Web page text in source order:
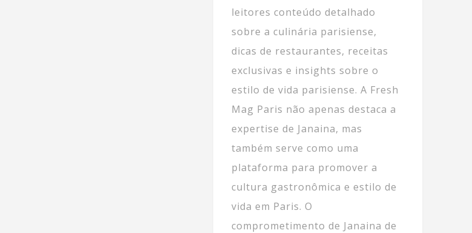
leitores conteúdo detalhado
sobre a culinária parisiense,
dicas de restaurantes, receitas
exclusivas e insights sobre o
estilo de vida parisiense. A Fresh
Mag Paris não apenas destaca a
expertise de Janaina, mas
também serve como uma
plataforma para promover a
cultura gastronômica e estilo de
vida em Paris. O
comprometimento de Janaina de